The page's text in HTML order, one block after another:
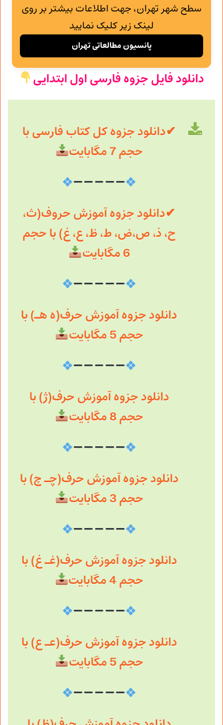
سطح شهر تهران، جهت اطلاعات بیشتر بر روی
لینک زیر کلیک نمایید
پانسیون مطالعاتی تهران
دانلود فایل جزوهفارسیاول ابتدایی
✔دانلود جزوه کل کتاب فارسی با
حجم 7 مگابایت
✔دانلود جزوه آموزش حروف(ث،
ح، ذ، ص،ض، ط، ظ، ع، غ) با حجم
6 مگابایت
دانلود جزوه آموزش حرف(ه هـ) با
حجم 5 مگابایت
دانلود جزوه آموزش حرف(ژ) با
حجم 8 مگابایت
دانلود جزوه آموزش حرف(چـ چ) با
حجم 3 مگابایت
دانلود جزوه آموزش حرف(غـ غ) با
حجم 4 مگابایت
دانلود جزوه آموزش حرف(عـ ع) با
حجم 5 مگابایت